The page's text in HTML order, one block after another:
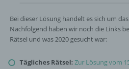
Bei dieser Lösung handelt es sich um
Nachfolgend haben wir noch die Links
Rätsel und was 2020 gesucht war:
Tägliches Rätsel: Zur Lösung vom